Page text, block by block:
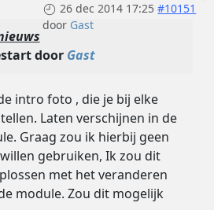
26 dec 2014 17:25 #10151
door Gast
door Gast
intro foto , die je bij elke
Laten verschijnen in de
Graag zou ik hierbij geen
gebruiken, Ik zou dit
met het veranderen
module. Zou dit mogelijk